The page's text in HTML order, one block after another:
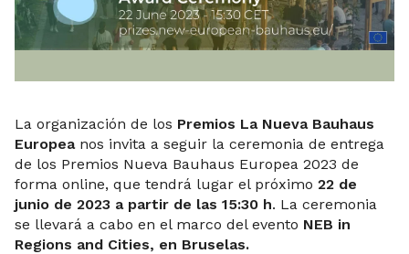
La organización de los Premios La Nueva Bauhaus
Europeanos invita a seguir la ceremonia de entrega
de los Premios Nueva Bauhaus Europea 2023 de
forma online, que tendrá lugar el próximo 22 de
junio de 2023 a partir de las 15:30 h. La ceremonia
se llevará a cabo en el marco del evento NEB in
Regions and Cities, en Bruselas.